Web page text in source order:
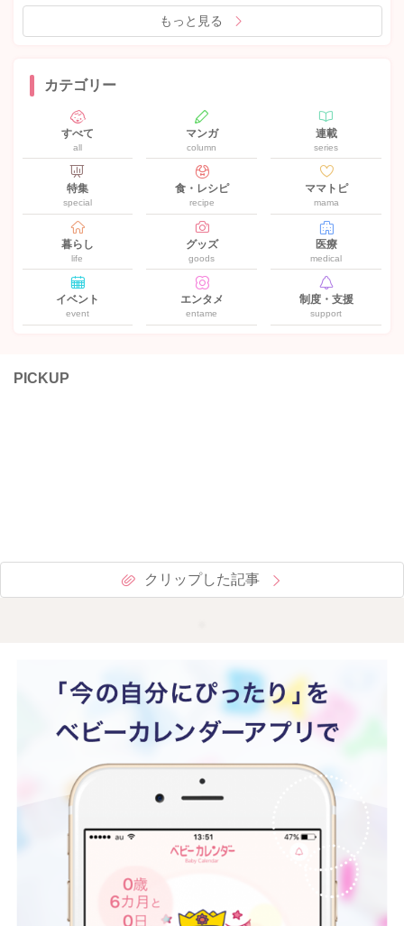
もっと見る
カテゴリー
すべて
all
マンガ
column
連載
series
特集
special
食・レシピ
recipe
ママトピ
mama
暮らし
life
グッズ
goods
医療
medical
イベント
event
エンタメ
entame
制度・支援
support
PICKUP
クリップした記事